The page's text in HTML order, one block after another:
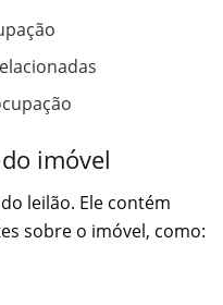
imóvel
leilão. Ele contém
sobre o imóvel, como: